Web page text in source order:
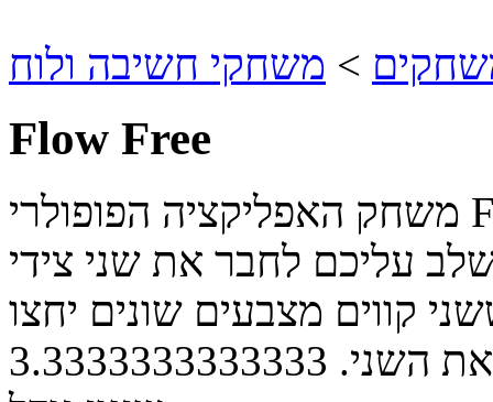
> משחקי חשיבה ולוח
Flow Free
משחק האפליקציה הפופולרי Flow Free למחשב, בגרסא חינמית
עליכם לחבר את שני צידי
קווים מצבעים שונים יחצו
השני. 3.3333333333333